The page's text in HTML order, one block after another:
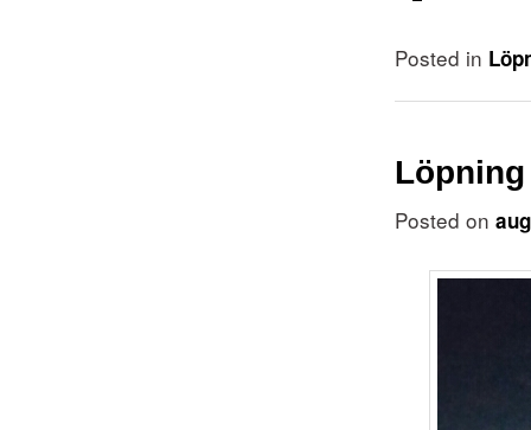
Posted in
Posted on